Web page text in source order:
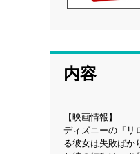
内容
【映画情報】
ディズニーの『リ
る彼女は失敗ばか